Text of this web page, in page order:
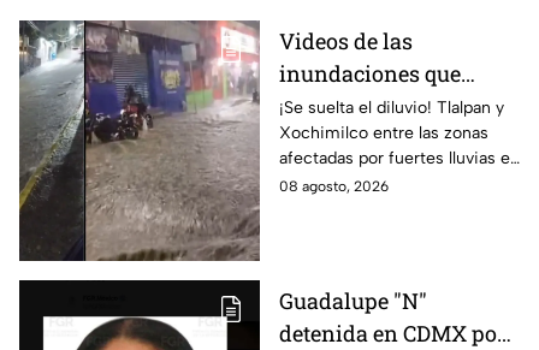
Videos de las
inundaciones que
dejaron las lluvias en
Tlalpan y Xochimilco
por lluvias intensas
¡Se suelta el diluvio! Tlalpan y
Xochimilco entre las zonas
afectadas por fuertes lluvias en
CDMX. Conce qué otras
08 agosto, 2026
Guadalupe "N"
detenida en CDMX por